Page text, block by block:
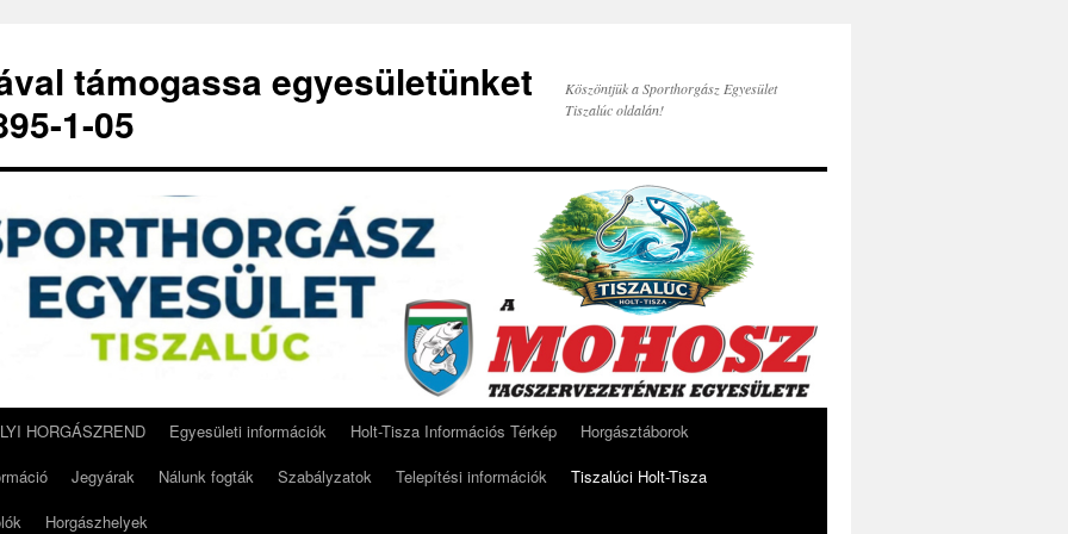
támogassa egyesületünket
1-05
Köszöntjük a Sporthorgász Egyesület
Tiszalúc oldalán!
HORGÁSZREND Egyesületi információk Holt-Tisza Információs Térkép
Horgásztáborok
Jegyárak Nálunk fogták Szabályzatok Telepítési információk
Tiszalúci Holt-Tisza
Horgászhelyek